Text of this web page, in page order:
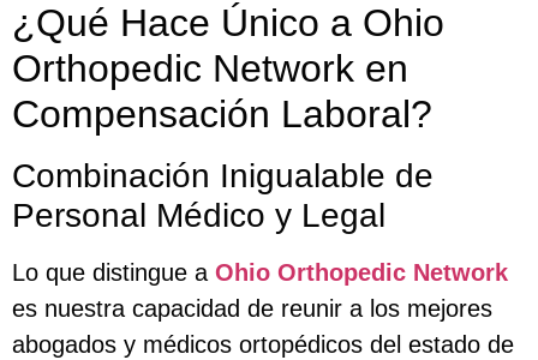
¿Qué Hace Único a Ohio
Orthopedic Network en
Compensación Laboral?
Combinación Inigualable de
Personal Médico y Legal
Lo que distingue a Ohio Orthopedic Network
es nuestra capacidad de reunir a los mejores
abogados y médicos ortopédicos del estado de